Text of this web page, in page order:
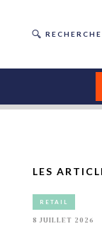
LES
RETAIL
8 JUILLET 2026